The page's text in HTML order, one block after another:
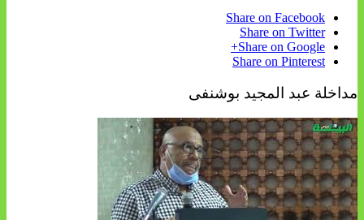
Share on Facebook
Share on Twitter
Share on Google+
Share on Pinterest
مداخلة عبد المجيد بوشنفى